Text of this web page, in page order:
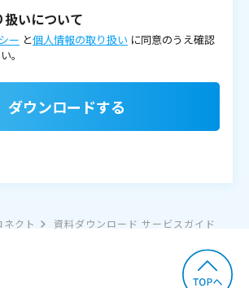
いについて
ー と個人情報の取り扱い に同意のうえ確認
。
ダウンロードする
クト 資料ダウンロード サービスガイド